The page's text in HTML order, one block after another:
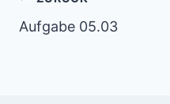
Aufgabe 05.03